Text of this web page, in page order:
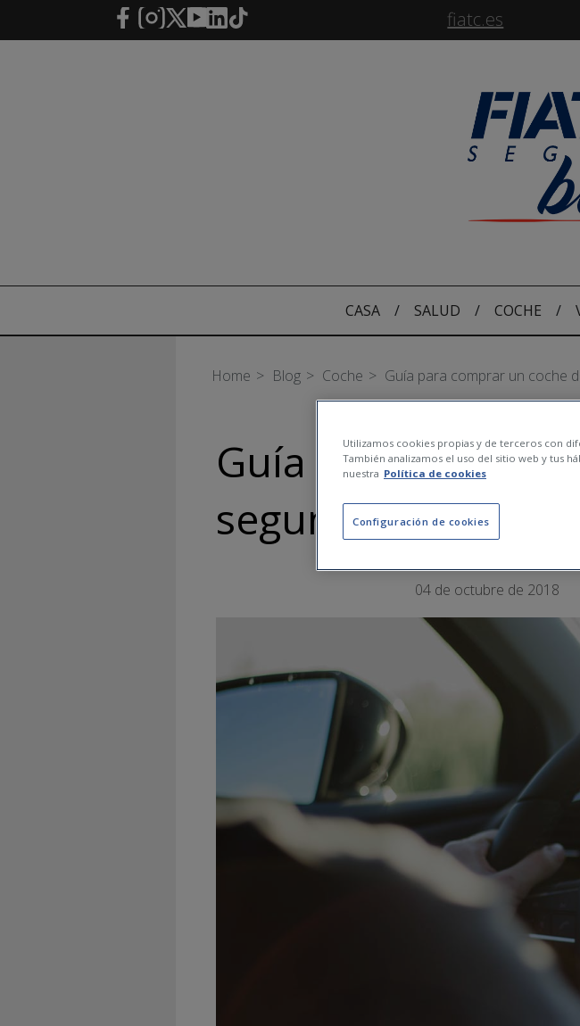
Saltar al contenido principal fiatc.es
CASA / SALUD / COCHE /
Home Blog Coche Guía para comprar un coche
Guía para
segunda mano
04 de octubre de 2018
Utilizamos cookies propias y de terceros con
También analizamos el uso del sitio web y tus
nuestra Política de cookies
Configuración de cookies